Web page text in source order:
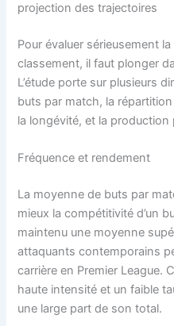
projection des trajectoires
Pour évaluer sérieusement
classement, il faut plonger
L’étude porte sur plusieurs
buts par match, la
la longévité, et la production
Fréquence et rendement
La moyenne de buts par
mieux la compétitivité d’un
maintenu une moyenne
attaquants contemporains
carrière en Premier League.
haute intensité et un faible
une large part de son total.